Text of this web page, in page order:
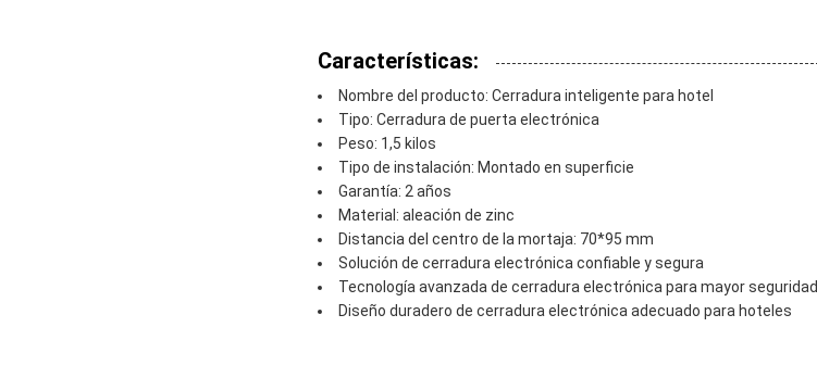
Características:
Nombre del producto: Cerradura inteligente para hotel
Tipo: Cerradura de puerta electrónica
Peso: 1,5 kilos
Tipo de instalación: Montado en superficie
Garantía: 2 años
Material: aleación de zinc
Distancia del centro de la mortaja: 70*95 mm
Solución de cerradura electrónica confiable y segura
Tecnología avanzada de cerradura electrónica para mayor seguridad
Diseño duradero de cerradura electrónica adecuado para hoteles